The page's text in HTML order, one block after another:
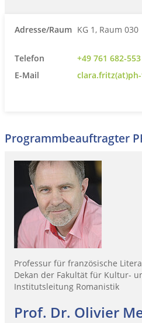
Adresse/Raum KG 1, Raum 030
Telefon
+49 761 682-553
E-Mail
Programmbeauftragter
Professur für französische
Dekan der Fakultät für Kultur-
Institutsleitung Romanistik
Prof. Dr. Olivier